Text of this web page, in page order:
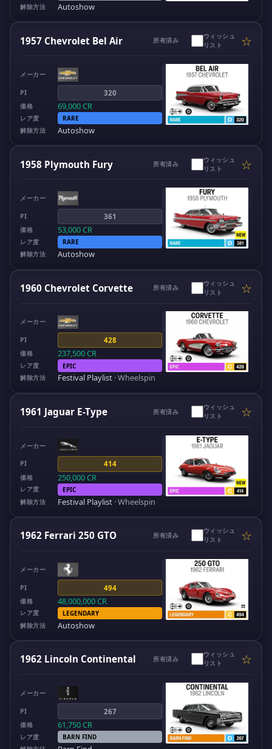
解除方法
Autoshow
1957 Chevrolet Bel Air 所有済み
ウィッシュ
リスト
☆
メーカー
PI 320
価格 69,000CR
レア度
RARE
解除方法
Autoshow
1958 Plymouth Fury 所有済み
ウィッシュ
リスト
☆
メーカー
PI 361
価格 53,000CR
レア度
RARE
解除方法
Autoshow
1960 Chevrolet Corvette 所有済み
ウィッシュ
リスト
☆
メーカー
PI 428
価格 237,500CR
レア度
EPIC
解除方法
Festival Playlist ·Wheelspin
1961 Jaguar E-Type 所有済み
ウィッシュ
リスト
☆
メーカー
PI 414
価格 250,000CR
レア度
EPIC
解除方法
Festival Playlist ·Wheelspin
1962 Ferrari 250 GTO 所有済み
ウィッシュ
リスト
☆
メーカー
PI 494
価格 48,000,000CR
レア度
LEGENDARY
解除方法
Autoshow
1962 Lincoln Continental 所有済み
ウィッシュ
リスト
☆
メーカー
PI 267
価格 61,750CR
レア度
BARN FIND